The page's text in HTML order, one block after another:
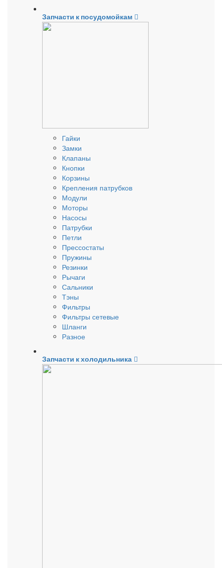
Запчасти к посудомойкам
Гайки
Замки
Клапаны
Кнопки
Корзины
Крепления патрубков
Модули
Моторы
Насосы
Патрубки
Петли
Прессостаты
Пружины
Резинки
Рычаги
Сальники
Тэны
Фильтры
Фильтры сетевые
Шланги
Разное
Запчасти к холодильника